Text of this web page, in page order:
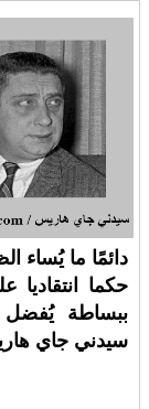
دائمًا ما يُساء
حكما انتقاديا
ببساطة
سيدني جاي